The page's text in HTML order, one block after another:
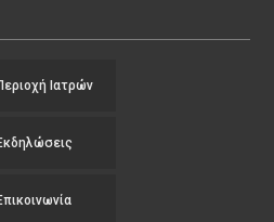
Ιατρών